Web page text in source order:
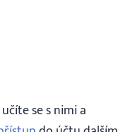
se s nimi a